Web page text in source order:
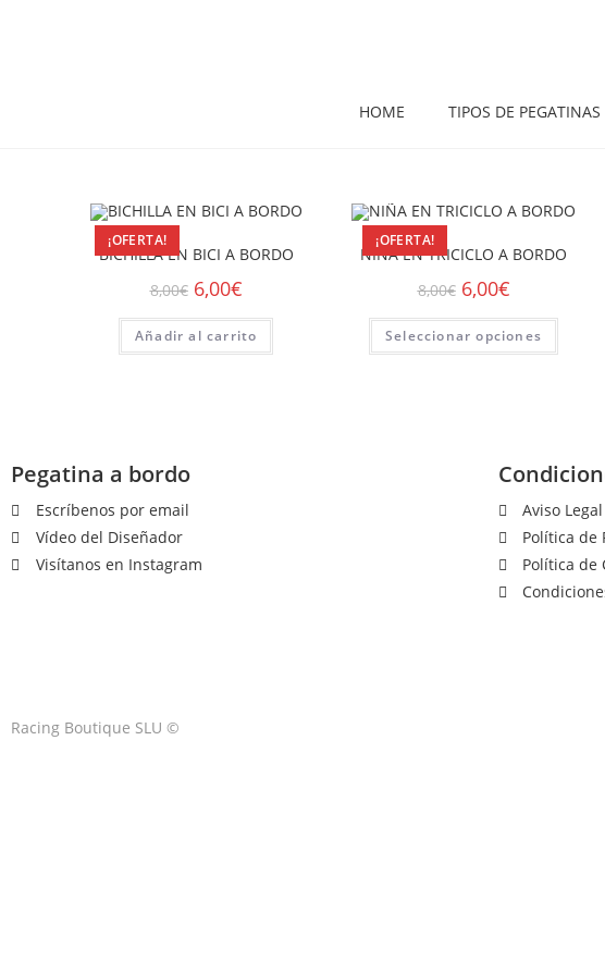
HOME TIPOS DE PEGATINAS
¡OFERTA!
BICHILLA EN BICI A BORDO
8,00€ 6,00€
Añadir al carrito
¡OFERTA!
NIÑA EN TRICICLO A BORDO
8,00€ 6,00€
Seleccionar opciones
Pegatina a bordo
Escríbenos por email
Vídeo del Diseñador
Visítanos en Instagram
Aviso Legal
Política de
Política de
Racing Boutique SLU ©